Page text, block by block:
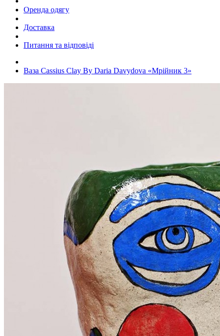
Оренда одягу
Доставка
Питання та відповіді
Ваза Cassius Clay By Daria Davydova «Мрійник 3»